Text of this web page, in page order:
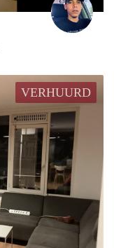
VERHUURD